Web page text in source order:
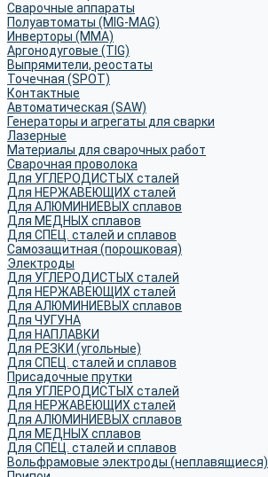
Сварочные аппараты
Полуавтоматы (MIG-MAG)
Инверторы (MMA)
Аргонодуговые (TIG)
Выпрямители, реостаты
Точечная (SPOT)
Контактные
Автоматическая (SAW)
Генераторы и агрегаты для сварки
Лазерные
Материалы для сварочных работ
Сварочная проволока
Для УГЛЕРОДИСТЫХ сталей
Для НЕРЖАВЕЮЩИХ сталей
Для АЛЮМИНИЕВЫХ сплавов
Для МЕДНЫХ сплавов
Для СПЕЦ. сталей и сплавов
Самозащитная (порошковая)
Электроды
Для УГЛЕРОДИСТЫХ сталей
Для НЕРЖАВЕЮЩИХ сталей
Для АЛЮМИНИЕВЫХ сплавов
Для ЧУГУНА
Для НАПЛАВКИ
Для РЕЗКИ (угольные)
Для СПЕЦ. сталей и сплавов
Присадочные прутки
Для УГЛЕРОДИСТЫХ сталей
Для НЕРЖАВЕЮЩИХ сталей
Для АЛЮМИНИЕВЫХ сплавов
Для МЕДНЫХ сплавов
Для СПЕЦ. сталей и сплавов
Вольфрамовые электроды (неплавящиеся)